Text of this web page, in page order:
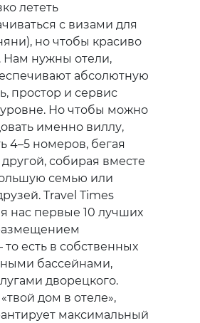
лететь
с визами для
но чтобы красиво
Нам нужны отели,
абсолютную
простор и сервис
Но чтобы можно
именно виллу,
4–5 номеров, бегая
собирая вместе
семью или
Travel Times
нас первые 10 лучших
есть в собственных
бассейнами,
дворецкого.
дом в отеле»,
максимальный